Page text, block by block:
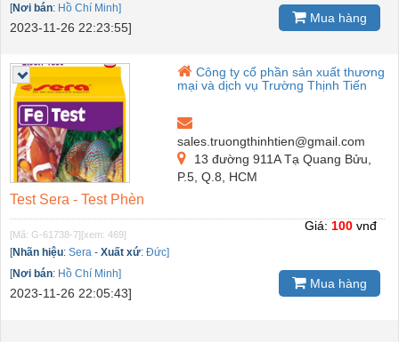
[Nơi bán: Hồ Chí Minh]
2023-11-26 22:23:55]
Mua hàng
Công ty cổ phần sản xuất thương
mại và dịch vụ Trường Thịnh Tiến
sales.truongthinhtien@gmail.com
13 đường 911A Tạ Quang Bửu,
P.5, Q.8, HCM
Test Sera - Test Phèn
[Mã: G-61738-7][xem: 469]
[Nhãn hiệu: Sera - Xuất xứ: Đức]
[Nơi bán: Hồ Chí Minh]
2023-11-26 22:05:43]
Giá: 100 vnđ
Mua hàng